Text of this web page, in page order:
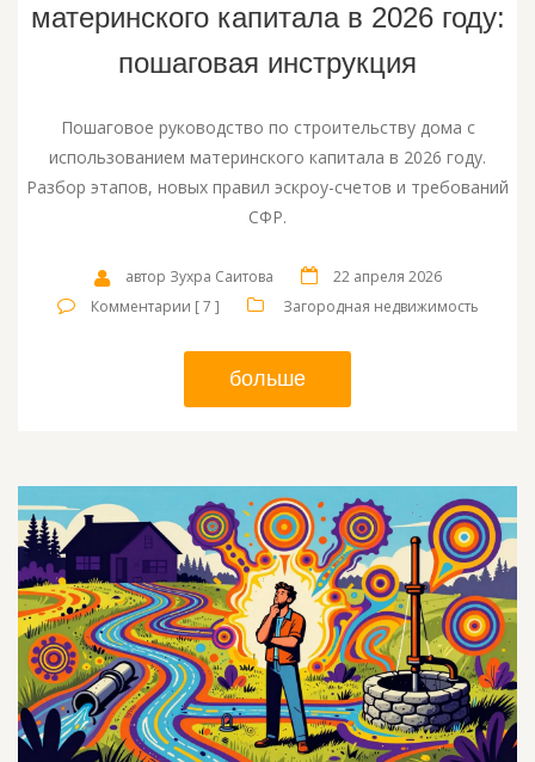
материнского капитала в 2026 году:
пошаговая инструкция
Пошаговое руководство по строительству дома с
использованием материнского капитала в 2026 году.
Разбор этапов, новых правил эскроу-счетов и требований
СФР.
автор Зухра Саитова
22 апреля 2026
Комментарии [ 7 ]
Загородная недвижимость
больше